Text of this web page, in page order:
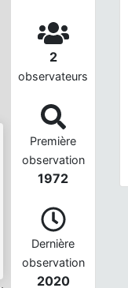
2
observateurs
Première
observation
1972
Dernière
observation
2020